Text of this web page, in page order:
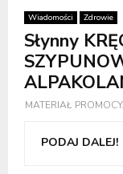
Wiadomości Zdrowie
Słynny
MATERIAŁ
PODAJ DALEJ!